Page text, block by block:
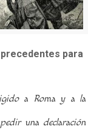
para
a Roma y a la
una declaración